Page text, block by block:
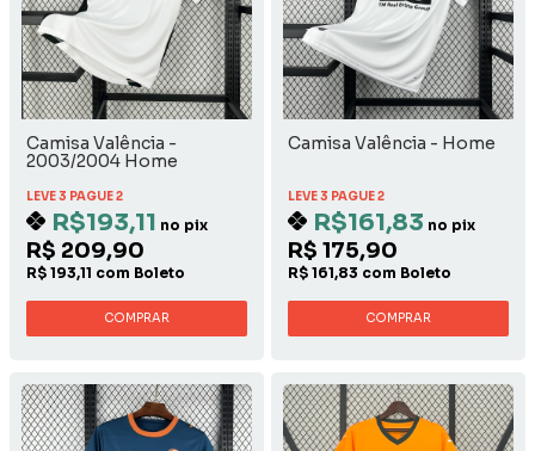
Camisa Valência -
2003/2004 Home
LEVE 3 PAGUE 2
R$193,11 no pix
R$ 209,90
R$ 193,11 com Boleto
COMPRAR
Camisa Valência - Home
LEVE 3 PAGUE 2
R$161,83 no pix
R$ 175,90
R$ 161,83 com Boleto
COMPRAR